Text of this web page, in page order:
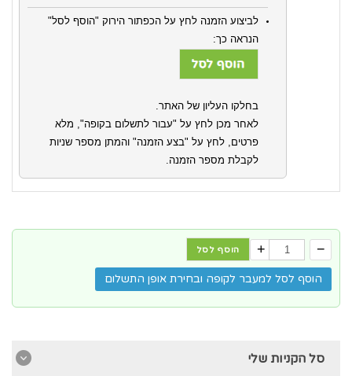
לביצוע הזמנה לחץ על הכפתור הירוק "הוסף לסל"
הנראה כך:
בחלקו העליון של האתר.
לאחר מכן לחץ על "עבור לתשלום בקופה", מלא
פרטים, לחץ על "בצע הזמנה" והמתן מספר שניות
לקבלת מספר הזמנה.
הוסף לסל + −
הוסף לסל למעבר לקופה ובחירת אופן התשלום
סל הקניות שלי